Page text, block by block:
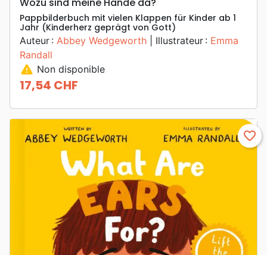
Pappbilderbuch mit vielen Klappen für Kinder ab 1
Jahr (Kinderherz geprägt von Gott)
Auteur : Abbey Wedgeworth | Illustrateur : Emma
Randall
warning Non disponible
Prix
17,54 CHF
favorite_border